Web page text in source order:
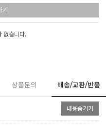
없습니다.
상품문의 배송/교환/반품
내용숨기기